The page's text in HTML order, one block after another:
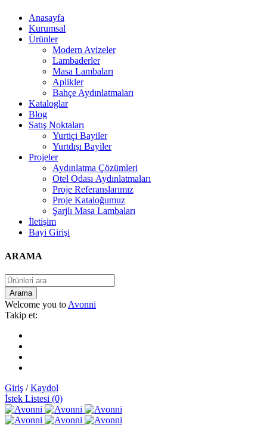
Anasayfa
Kurumsal
Ürünler
Modern Avizeler
Lambaderler
Masa Lambaları
Aplikler
Bahçe Aydınlatmaları
Kataloglar
Blog
Satış Noktaları
Yurtiçi Bayiler
Yurtdışı Bayiler
Projeler
Aydınlatma Çözümleri
Otel Odası Aydınlatmaları
Proje Referanslarımız
Proje Kataloğumuz
Şarjlı Masa Lambaları
İletişim
Bayi Girişi
ARAMA
Welcome you to Avonni
Takip et:
Giriş /Kaydol
İstek Listesi (0)